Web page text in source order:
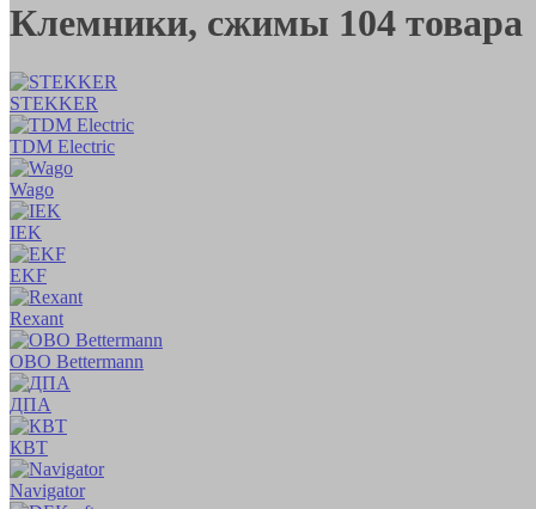
Клемники, сжимы 104 товара
STEKKER
TDM Electric
Wago
IEK
EKF
Rexant
OBO Bettermann
ДПА
КВТ
Navigator